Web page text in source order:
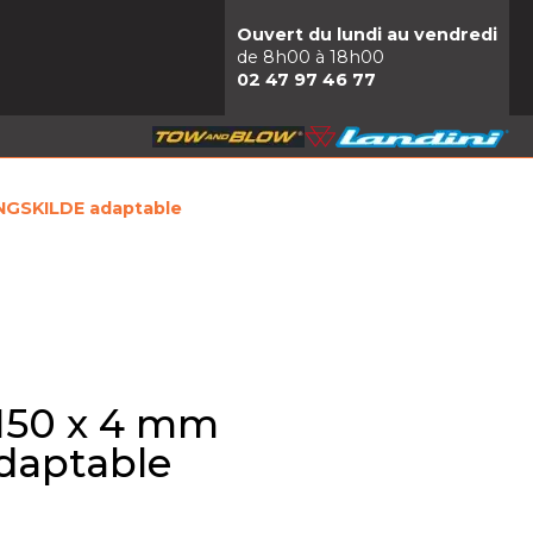
Ouvert du lundi au vendredi
de 8h00 à 18h00
02 47 97 46 77
adaptable
x 4 mm